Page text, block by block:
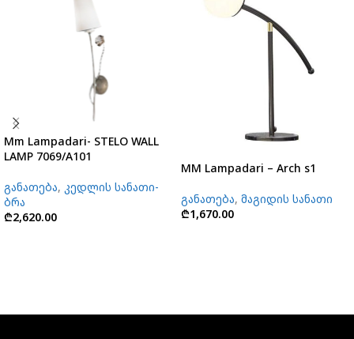
Mm Lampadari- STELO WALL
LAMP 7069/A101
განათება, კედლის სანათი-
ბრა
₾2,620.00
MM Lampadari – Arch s1
განათება, მაგიდის სანათი
₾1,670.00